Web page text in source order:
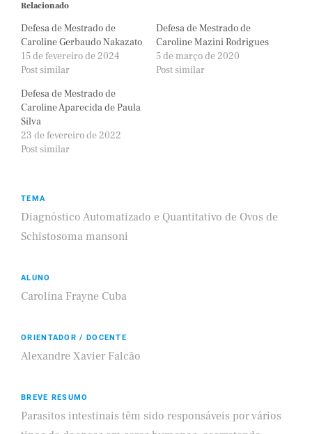
Relacionado
Defesa de Mestrado de
Caroline Gerbaudo Nakazato
15 de fevereiro de 2024
Post similar
Defesa de Mestrado de
Caroline Mazini Rodrigues
5 de março de 2020
Post similar
Defesa de Mestrado de
Caroline Aparecida de Paula
Silva
23 de fevereiro de 2022
Post similar
TEMA
Diagnóstico Automatizado e Quantitativo de Ovos de
Schistosoma mansoni
ALUNO
Carolina Frayne Cuba
ORIENTADOR / DOCENTE
Alexandre Xavier Falcão
BREVE RESUMO
Parasitos intestinais têm sido responsáveis por vários